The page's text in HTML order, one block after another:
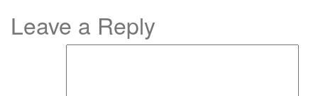
Leave a Reply